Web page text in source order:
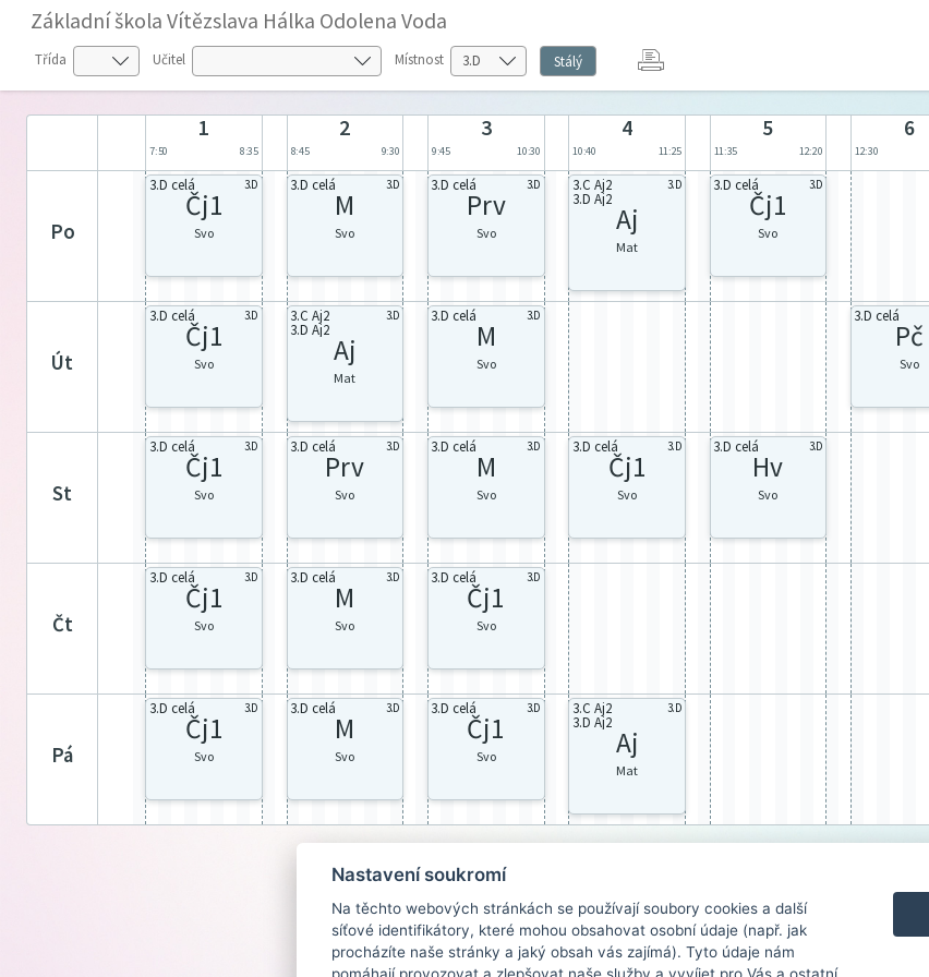
Základní škola Vítězslava Hálka Odolena Voda
Třída Učitel Místnost Stálý
1
7:50 8:35
2
8:45 9:30
3
9:45 10:30
4
10:40 11:25
5
11:35 12:20
6
12:30
po
3.D celá 3.D
Čj1
Svo
3.D celá 3.D
M
Svo
3.D celá 3.D
Prv
Svo
3.C Aj2
3.D Aj2
3.D
Aj
Mat
3.D celá 3.D
Čj1
Svo
út
3.D celá 3.D
Čj1
Svo
3.C Aj2
3.D Aj2
3.D
Aj
Mat
3.D celá 3.D
M
Svo
3.D celá
Pč
Svo
st
3.D celá 3.D
Čj1
Svo
3.D celá 3.D
Prv
Svo
3.D celá 3.D
M
Svo
3.D celá 3.D
Čj1
Svo
3.D celá 3.D
Hv
Svo
čt
3.D celá 3.D
Čj1
Svo
3.D celá 3.D
M
Svo
3.D celá 3.D
Čj1
Svo
pá
3.D celá 3.D
Čj1
Svo
3.D celá 3.D
M
Svo
3.D celá 3.D
Čj1
Svo
3.C Aj2
3.D Aj2
3.D
Aj
Mat
Nastavení soukromí
Na těchto webových stránkách se používají soubory cookies a další
síťové identifikátory, které mohou obsahovat osobní údaje (např. jak
procházíte naše stránky a jaký obsah vás zajímá). Tyto údaje nám